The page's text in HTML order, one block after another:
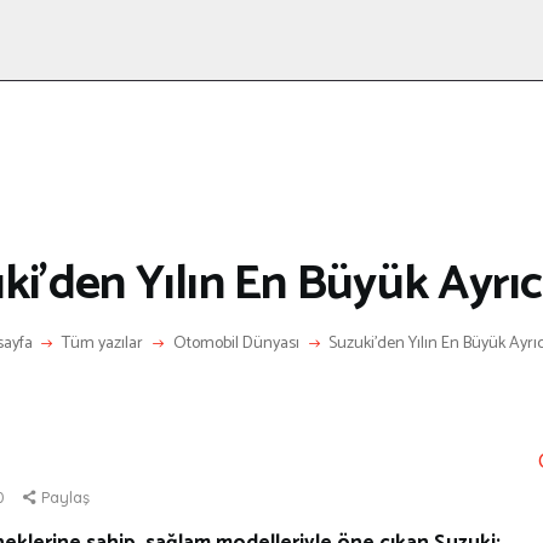
Yılın En Büyük
Tüm yazılar Otomobil Dünyası Suzuki’den Yılın En Büyük
Paylaş